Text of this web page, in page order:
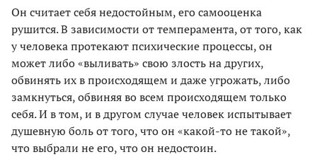
Он считает себя недостойным, его самооценка
рушится. В зависимости от темперамента, от того, как
у человека протекают психические процессы, он
может либо «выливать» свою злость на других,
обвинять их в происходящем и даже угрожать, либо
замкнуться, обвиняя во всем происходящем только
себя. И в том, и в другом случае человек испытывает
душевную боль от того, что он «какой-то не такой»,
что выбрали не его, что он недостоин.